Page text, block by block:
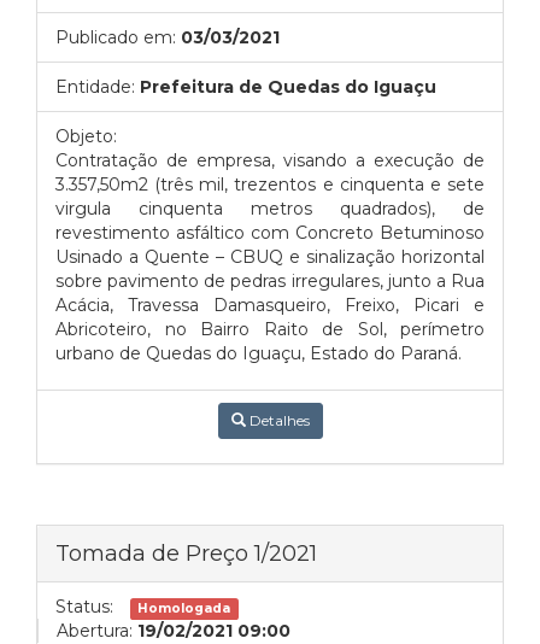
Publicado em: 03/03/2021
Entidade: Prefeitura de Quedas do Iguaçu
Objeto:
Contratação de empresa, visando a execução de
3.357,50m2 (três mil, trezentos e cinquenta e sete
virgula cinquenta metros quadrados), de
revestimento asfáltico com Concreto Betuminoso
Usinado a Quente – CBUQ e sinalização horizontal
sobre pavimento de pedras irregulares, junto a Rua
Acácia, Travessa Damasqueiro, Freixo, Picari e
Abricoteiro, no Bairro Raito de Sol, perímetro
urbano de Quedas do Iguaçu, Estado do Paraná.
Detalhes
Tomada de Preço 1/2021
Status: Homologada
Abertura: 19/02/2021 09:00